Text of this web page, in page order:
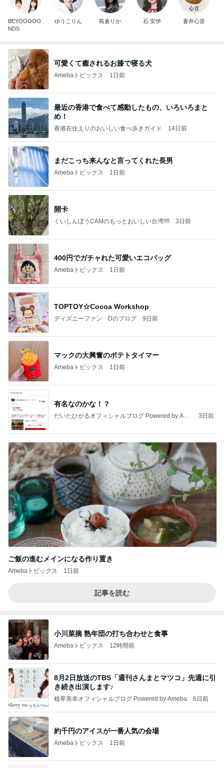
BEYOOOOO
NDS
ゆうこりん 島倉りか 石 安伊 蒼井心音
可愛くて癒されるお膝で寝る犬
Amebaトピックス 1日前
最近の香港で食べて感動したもの、いろいろまと
め！
香港在住えりのおいしい食べ歩きガイド 14日前
まだこっち来んなと言ってくれた長男
Amebaトピックス 1日前
開卡
くいしんぼうCAMのもっとおいしい台湾!!!! 3日前
400円でガチャれた可愛いエコバッグ
Amebaトピックス 1日前
TOPTOY☆Cocoa Workshop
ディズニーファン Dのブログ 9日前
マックの大興奮のポテトタイマー
Amebaトピックス 1日前
有名なのかな！？
だいたひかるオフィシャルブログ Powered by Ame
3日前
ご飯の進むメインになる作り置き
Amebaトピックス 1日前
記事を読む
小川菜摘 熟年団の打ち合わせと食事
Amebaトピックス 12時間前
8月2日放送のTBS「週刊さんまとマツコ」先週に引
き続き出演します♪
植草美幸オフィシャルブログ Powered by Ameba 6日前
約千円のアイスが一番人気の会場
Amebaトピックス 1日前